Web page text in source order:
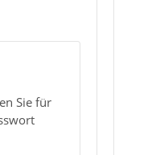
Sie für